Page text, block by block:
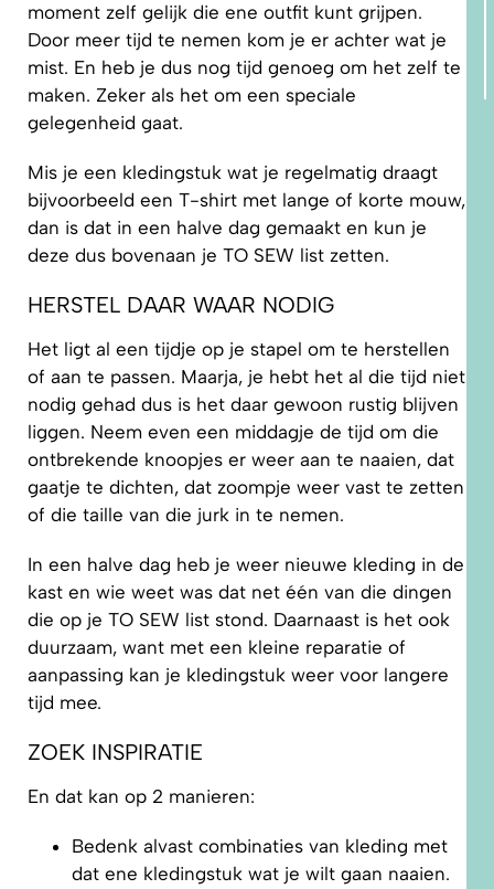
moment zelf gelijk die ene outfit kunt grijpen.
Door meer tijd te nemen kom je er achter wat je
mist. En heb je dus nog tijd genoeg om het zelf te
maken. Zeker als het om een speciale
gelegenheid gaat.
Mis je een kledingstuk wat je regelmatig draagt
bijvoorbeeld een T-shirt met lange of korte mouw,
dan is dat in een halve dag gemaakt en kun je
deze dus bovenaan je TO SEW list zetten.
HERSTEL DAAR WAAR NODIG
Het ligt al een tijdje op je stapel om te herstellen
of aan te passen. Maarja, je hebt het al die tijd niet
nodig gehad dus is het daar gewoon rustig blijven
liggen. Neem even een middagje de tijd om die
ontbrekende knoopjes er weer aan te naaien, dat
gaatje te dichten, dat zoompje weer vast te zetten
of die taille van die jurk in te nemen.
In een halve dag heb je weer nieuwe kleding in de
kast en wie weet was dat net één van die dingen
die op je TO SEW list stond. Daarnaast is het ook
duurzaam, want met een kleine reparatie of
aanpassing kan je kledingstuk weer voor langere
tijd mee.
ZOEK INSPIRATIE
En dat kan op 2 manieren:
Bedenk alvast combinaties van kleding met
dat ene kledingstuk wat je wilt gaan naaien.